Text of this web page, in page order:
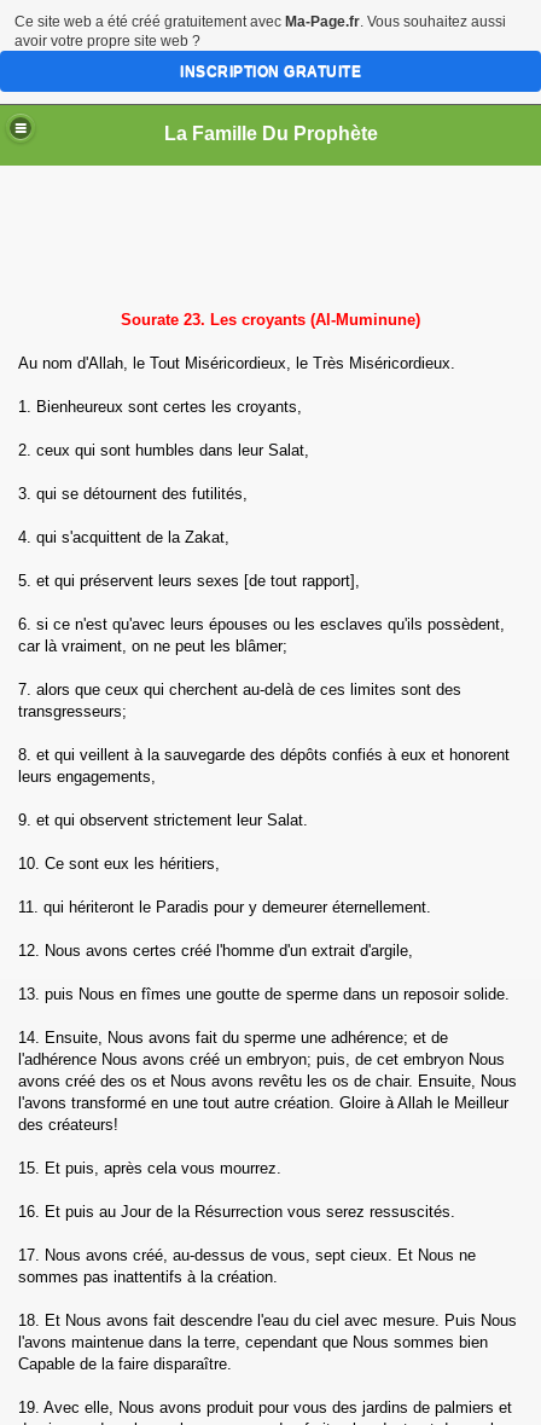
La Famille Du Prophète
Sourate 23. Les croyants (Al-Muminune)
Au nom d'Allah, le Tout Miséricordieux, le Très Miséricordieux.
1. Bienheureux sont certes les croyants,
2. ceux qui sont humbles dans leur Salat,
3. qui se détournent des futilités,
4. qui s'acquittent de la Zakat,
5. et qui préservent leurs sexes [de tout rapport],
6. si ce n'est qu'avec leurs épouses ou les esclaves qu'ils possèdent,
car là vraiment, on ne peut les blâmer;
7. alors que ceux qui cherchent au-delà de ces limites sont des
transgresseurs;
8. et qui veillent à la sauvegarde des dépôts confiés à eux et honorent
leurs engagements,
9. et qui observent strictement leur Salat.
10. Ce sont eux les héritiers,
11. qui hériteront le Paradis pour y demeurer éternellement.
12. Nous avons certes créé l'homme d'un extrait d'argile,
13. puis Nous en fîmes une goutte de sperme dans un reposoir solide.
14. Ensuite, Nous avons fait du sperme une adhérence; et de
l'adhérence Nous avons créé un embryon; puis, de cet embryon Nous
avons créé des os et Nous avons revêtu les os de chair. Ensuite, Nous
l'avons transformé en une tout autre création. Gloire à Allah le Meilleur
des créateurs!
15. Et puis, après cela vous mourrez.
16. Et puis au Jour de la Résurrection vous serez ressuscités.
17. Nous avons créé, au-dessus de vous, sept cieux. Et Nous ne
sommes pas inattentifs à la création.
18. Et Nous avons fait descendre l'eau du ciel avec mesure. Puis Nous
l'avons maintenue dans la terre, cependant que Nous sommes bien
Capable de la faire disparaître.
19. Avec elle, Nous avons produit pour vous des jardins de palmiers et
Imran)
(Al-Isra)
Ce site web a été créé gratuitement avec Ma-Page.fr. Vous souhaitez aussi
avoir votre propre site web ?
INSCRIPTION GRATUITE